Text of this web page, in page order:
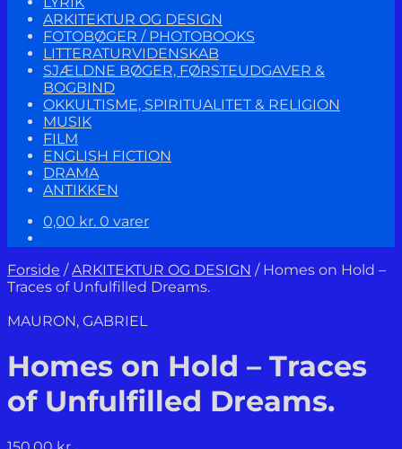
ARKITEKTUR OG DESIGN
FOTOBØGER / PHOTOBOOKS
LITTERATURVIDENSKAB
SJÆLDNE BØGER, FØRSTEUDGAVER &
BOGBIND
OKKULTISME, SPIRITUALITET & RELIGION
MUSIK
FILM
ENGLISH FICTION
DRAMA
ANTIKKEN
0,00 kr. 0 varer
Forside /ARKITEKTUR OG DESIGN / Homes on Hold –
Traces of Unfulfilled Dreams.
MAURON, GABRIEL
Homes on Hold – Traces
of Unfulfilled Dreams.